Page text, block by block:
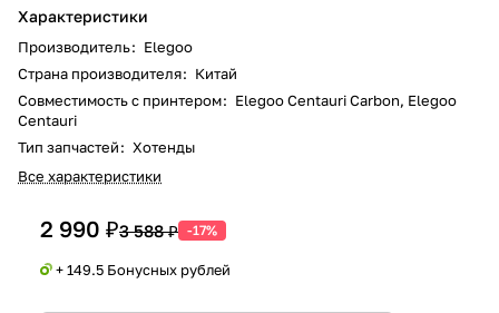
Характеристики
Производитель: Elegoo
Страна производителя: Китай
Совместимость с принтером: Elegoo Centauri Carbon, Elegoo
Centauri
Тип запчастей: Хотенды
Все характеристики
2 990 ₽3 588 ₽ -17%
+ 149.5 Бонусных рублей